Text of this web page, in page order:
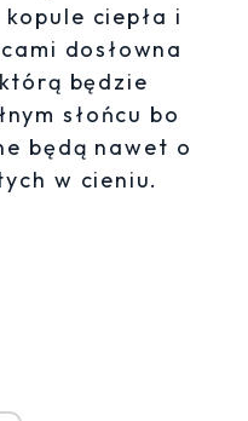
ciepła i
dosłowna
będzie
słońcu bo
będą nawet o
w cieniu.